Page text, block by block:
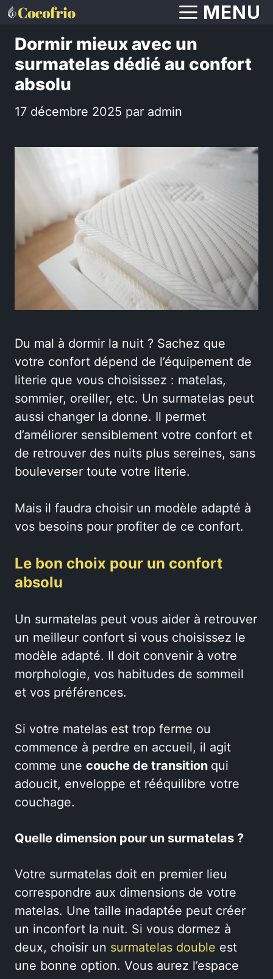
Aller
contenu
MENU
Dormir mieux avec un
surmatelas dédié au confort
absolu
17 décembre 2025 par admin
Du mal à dormir la nuit ? Sachez que
votre confort dépend de l’équipement de
literie que vous choisissez : matelas,
sommier, oreiller, etc. Un surmatelas peut
aussi changer la donne. Il permet
d’améliorer sensiblement votre confort et
de retrouver des nuits plus sereines, sans
bouleverser toute votre literie.
Mais il faudra choisir un modèle adapté à
vos besoins pour profiter de ce confort.
Le bon choix pour un confort
absolu
Un surmatelas peut vous aider à retrouver
un meilleur confort si vous choisissez le
modèle adapté. Il doit convenir à votre
morphologie, vos habitudes de sommeil
et vos préférences.
Si votre matelas est trop ferme ou
commence à perdre en accueil, il agit
comme une couche de transition qui
adoucit, enveloppe et rééquilibre votre
couchage.
Quelle dimension pour un surmatelas ?
Votre surmatelas doit en premier lieu
correspondre aux dimensions de votre
matelas. Une taille inadaptée peut créer
un inconfort la nuit. Si vous dormez à
deux, choisir un surmatelas double est
une bonne option. Vous aurez l’espace